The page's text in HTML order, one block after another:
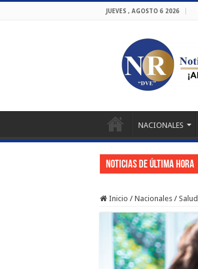
JUEVES , AGOSTO 6 2026
NACIONALES
Noticias de última hora
Inicio / Nacionales / Salud